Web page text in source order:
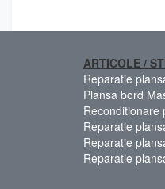
ARTICOLE /
Reparatie
Plansa bord
Reconditionare
Reparatie
Reparatie
Reparatie